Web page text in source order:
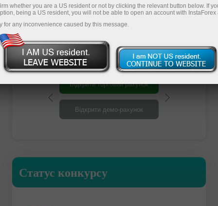
Участь
Відкрити торговий рахунок
Відкрити демо-рахунок
Статус конкурсу
whether you are a US resident or not by clicking the relevant button below. If
being a US resident, you will not be able to open an account with InstaForex
for any inconvenience caused by this message.